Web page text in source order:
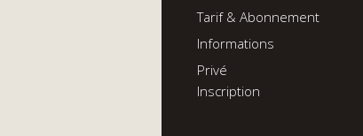
Tarif & Abonnement
Informations
Privé
Inscription